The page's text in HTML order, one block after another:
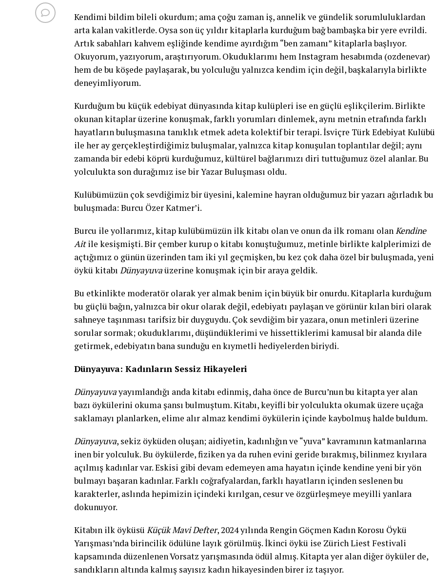
Kendimi bildim bileli okurdum; ama çoğu zaman iş, annelik ve gündelik sorumluluklardan
arta kalan vakitlerde. Oysa son üç yıldır kitaplarla kurduğum bağ bambaşka bir yere evrildi.
Artık sabahları kahvem eşliğinde kendime ayırdığım “ben zamanı” kitaplarla başlıyor.
Okuyorum, yazıyorum, araştırıyorum. Okuduklarımı hem Instagram hesabımda (ozdenevar)
hem de bu köşede paylaşarak, bu yolculuğu yalnızca kendim için değil, başkalarıyla birlikte
deneyimliyorum.
Kurduğum bu küçük edebiyat dünyasında kitap kulüpleri ise en güçlü eşlikçilerim. Birlikte
okunan kitaplar üzerine konuşmak, farklı yorumları dinlemek, aynı metnin etrafında farklı
hayatların buluşmasına tanıklık etmek adeta kolektif bir terapi. İsviçre Türk Edebiyat Kulübü
ile her ay gerçekleştirdiğimiz buluşmalar, yalnızca kitap konuşulan toplantılar değil; aynı
zamanda bir edebi köprü kurduğumuz, kültürel bağlarımızı diri tuttuğumuz özel alanlar. Bu
yolculukta son durağımız ise bir Yazar Buluşması oldu.
Kulübümüzün çok sevdiğimiz bir üyesini, kalemine hayran olduğumuz bir yazarı ağırladık bu
buluşmada: Burcu Özer Katmer’i.
Burcu ile yollarımız, kitap kulübümüzün ilk kitabı olan ve onun da ilk romanı olanKendine
Aitile kesişmişti. Bir çember kurup o kitabı konuştuğumuz, metinle birlikte kalplerimizi de
açtığımız o günün üzerinden tam iki yıl geçmişken, bu kez çok daha özel bir buluşmada, yeni
öykü kitabı Dünyayuvaüzerine konuşmak için bir araya geldik.
Bu etkinlikte moderatör olarak yer almak benim için büyük bir onurdu. Kitaplarla kurduğum
bu güçlü bağın, yalnızca bir okur olarak değil, edebiyatı paylaşan ve görünür kılan biri olarak
sahneye taşınması tarifsiz bir duyguydu. Çok sevdiğim bir yazara, onun metinleri üzerine
sorular sormak; okuduklarımı, düşündüklerimi ve hissettiklerimi kamusal bir alanda dile
getirmek, edebiyatın bana sunduğu en kıymetli hediyelerden biriydi.
Dünyayuva: Kadınların Sessiz Hikayeleri
Dünyayuvayayımlandığı anda kitabı edinmiş, daha önce de Burcu’nun bu kitapta yer alan
bazı öykülerini okuma şansı bulmuştum. Kitabı, keyifli bir yolculukta okumak üzere uçağa
saklamayı planlarken, elime alır almaz kendimi öykülerin içinde kaybolmuş halde buldum.
Dünyayuva, sekiz öyküden oluşan; aidiyetin, kadınlığın ve “yuva” kavramının katmanlarına
inen bir yolculuk. Bu öykülerde, fiziken ya da ruhen evini geride bırakmış, bilinmez kıyılara
açılmış kadınlar var. Eskisi gibi devam edemeyen ama hayatın içinde kendine yeni bir yön
bulmayı başaran kadınlar. Farklı coğrafyalardan, farklı hayatların içinden seslenen bu
karakterler, aslında hepimizin içindeki kırılgan, cesur ve özgürleşmeye meyilli yanlara
dokunuyor.
Kitabın ilk öyküsü Küçük Mavi Defter, 2024 yılında Rengin Göçmen Kadın Korosu Öykü
Yarışması’nda birincilik ödülüne layık görülmüş. İkinci öykü ise Zürich Liest Festivali
kapsamında düzenlenen Vorsatz yarışmasında ödül almış. Kitapta yer alan diğer öyküler de,
sandıkların altında kalmış sayısız kadın hikayesinden birer iz taşıyor.